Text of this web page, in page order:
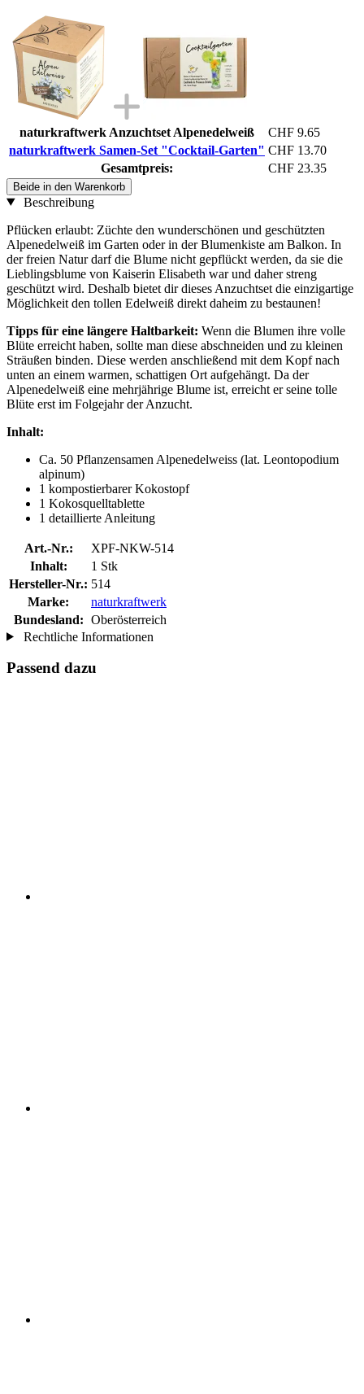
naturkraftwerk Anzuchtset Alpenedelweiß
CHF 9.65
naturkraftwerk Samen-Set "Cocktail-Garten" CHF 13.70
Gesamtpreis:
CHF 23.35
Beide in den Warenkorb
Beschreibung
Pflücken erlaubt: Züchte den wunderschönen und geschützten
Alpenedelweiß im Garten oder in der Blumenkiste am Balkon. In
der freien Natur darf die Blume nicht gepflückt werden, da sie die
Lieblingsblume von Kaiserin Elisabeth war und daher streng
geschützt wird. Deshalb bietet dir dieses Anzuchtset die einzigartige
Möglichkeit den tollen Edelweiß direkt daheim zu bestaunen!
Tipps für eine längere Haltbarkeit: Wenn die Blumen ihre volle
Blüte erreicht haben, sollte man diese abschneiden und zu kleinen
Sträußen binden. Diese werden anschließend mit dem Kopf nach
unten an einem warmen, schattigen Ort aufgehängt. Da der
Alpenedelweiß eine mehrjährige Blume ist, erreicht er seine tolle
Blüte erst im Folgejahr der Anzucht.
Inhalt:
Ca. 50 Pflanzensamen Alpenedelweiss (lat. Leontopodium
alpinum)
1 kompostierbarer Kokostopf
1 Kokosquelltablette
1 detaillierte Anleitung
Art.-Nr.:
XPF-NKW-514
Inhalt:
1 Stk
Hersteller-Nr.: 514
Marke:
naturkraftwerk
Bundesland: Oberösterreich
Rechtliche Informationen
Passend dazu